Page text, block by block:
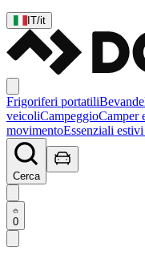
IT/it
Frigoriferi portatiliBevande
veicoliCampeggioCamper
movimentoEssenziali estivi
Cerca
0